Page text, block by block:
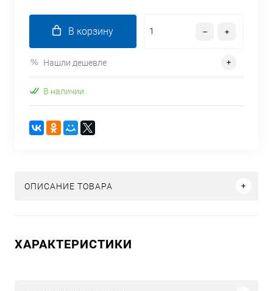
В корзину
Нашли дешевле
В наличии
ОПИСАНИЕ ТОВАРА
ХАРАКТЕРИСТИКИ